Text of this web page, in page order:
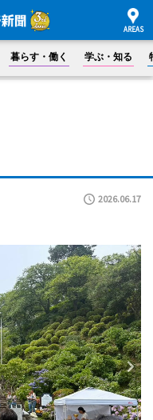
暮らす・働く 学ぶ・知る
2026.06.17